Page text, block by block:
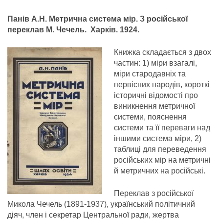
Панів А.Н. Метрична система мір. З російської
переклав М. Чечель. Харків. 1924.
Книжка складається з двох
частин: 1) міри взагалі,
міри стародавніх та
первісних народів, короткі
історичні відомості про
виникнення метричної
системи, пояснення
системи та її переваги над
іншими система міри, 2)
таблиці для переведення
російських мір на метричні
й метричних на російські.
Переклав з російської
Микола Чечель (1891-1937), український політичний
діяч, член і секретар Центральної ради, жертва